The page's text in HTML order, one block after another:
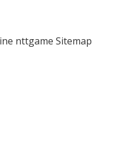
nttgame Sitemap